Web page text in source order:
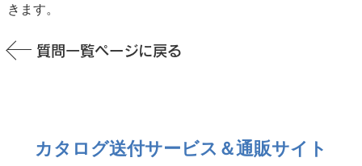
きます。
質問一覧ページに戻る
カタログ送付サービス＆通販サイト